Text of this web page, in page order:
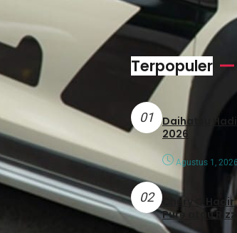
Terpopuler
01 Daihatsu Hadirkan Tiga
2026
Agustus 1, 2026
02 Chery Q Hadir
Pure atau